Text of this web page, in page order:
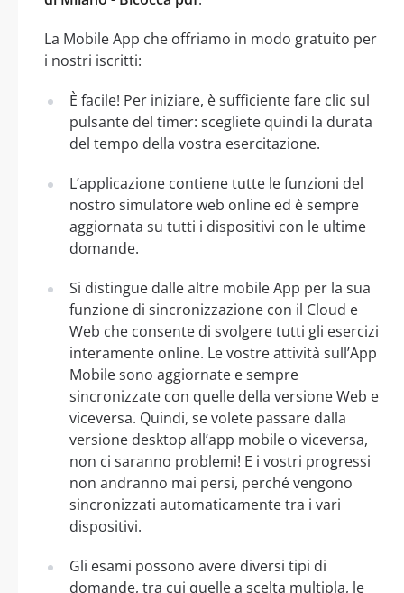
La Mobile App che offriamo in modo gratuito per
i nostri iscritti:
È facile! Per iniziare, è sufficiente fare clic sul
pulsante del timer: scegliete quindi la durata
del tempo della vostra esercitazione.
L’applicazione contiene tutte le funzioni del
nostro simulatore web online ed è sempre
aggiornata su tutti i dispositivi con le ultime
domande.
Si distingue dalle altre mobile App per la sua
funzione di sincronizzazione con il Cloud e
Web che consente di svolgere tutti gli esercizi
interamente online. Le vostre attività sull’App
Mobile sono aggiornate e sempre
sincronizzate con quelle della versione Web e
viceversa. Quindi, se volete passare dalla
versione desktop all’app mobile o viceversa,
non ci saranno problemi! E i vostri progressi
non andranno mai persi, perché vengono
sincronizzati automaticamente tra i vari
dispositivi.
Gli esami possono avere diversi tipi di
domande, tra cui quelle a scelta multipla, le